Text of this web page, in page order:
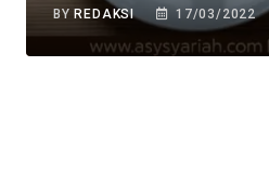
BY REDAKSI 17/03/2022